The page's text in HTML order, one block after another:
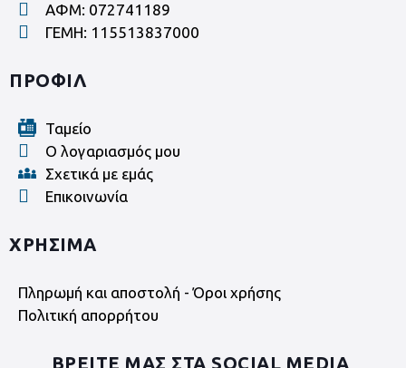
ΑΦΜ: 072741189
ΓΕΜΗ: 115513837000
ΠΡΟΦΙΛ
Ταμείο
Ο λογαριασμός μου
Σχετικά με εμάς
Επικοινωνία
ΧΡΗΣΙΜΑ
Πληρωμή και αποστολή - Όροι χρήσης
Πολιτική απορρήτου
ΒΡΕΙΤΕ ΜΑΣ ΣΤΑ SOCIAL MEDIA